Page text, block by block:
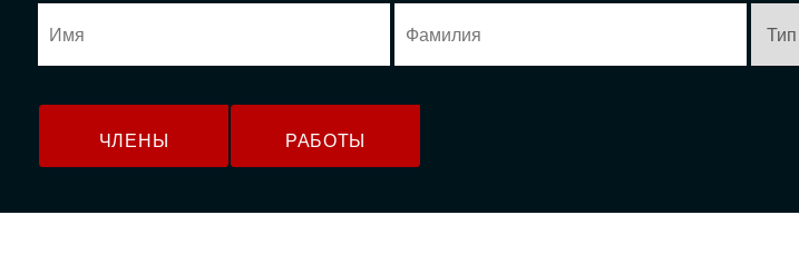
ЧЛЕНЫ РАБОТЫ